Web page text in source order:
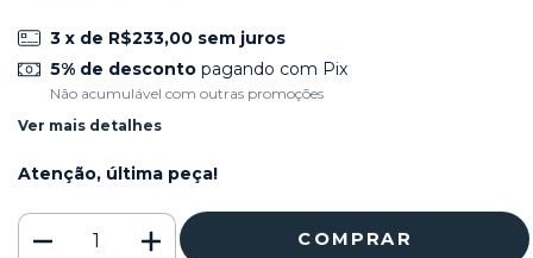
3 x de R$233,00 sem juros
5% de descontopagando com Pix
Não acumulável com outras promoções
Ver mais detalhes
Atenção, última peça!